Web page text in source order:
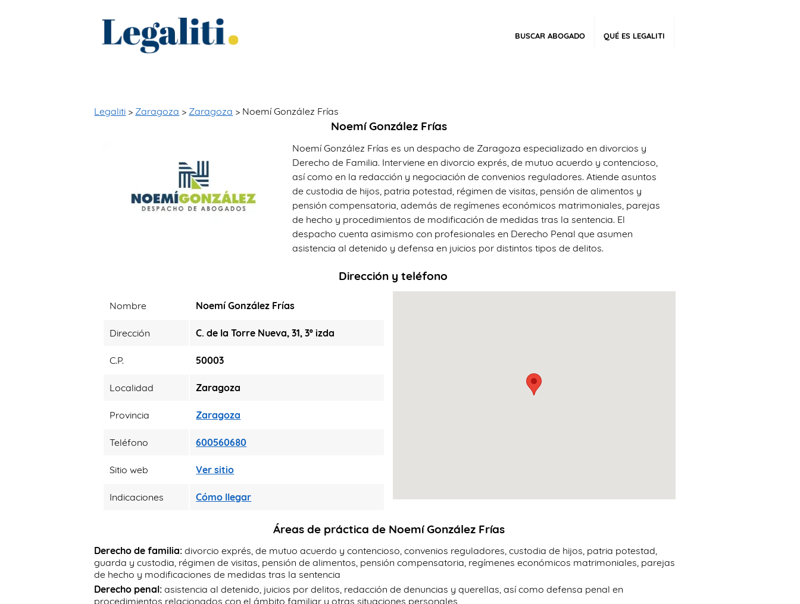
BUSCAR ABOGADO QUÉ ES LEGALITI
Legaliti > Zaragoza > Zaragoza > Noemí González Frías
Noemí González Frías
Noemí González Frías es un despacho de Zaragoza especializado en divorcios y
Derecho de Familia. Interviene en divorcio exprés, de mutuo acuerdo y contencioso,
así como en la redacción y negociación de convenios reguladores. Atiende asuntos
de custodia de hijos, patria potestad, régimen de visitas, pensión de alimentos y
pensión compensatoria, además de regímenes económicos matrimoniales, parejas
de hecho y procedimientos de modificación de medidas tras la sentencia. El
despacho cuenta asimismo con profesionales en Derecho Penal que asumen
asistencia al detenido y defensa en juicios por distintos tipos de delitos.
Dirección y teléfono
Nombre Noemí González Frías
Dirección C. de la Torre Nueva, 31, 3º izda
C.P. 50003
Localidad Zaragoza
Provincia Zaragoza
Teléfono 600560680
Sitio web Ver sitio
Indicaciones Cómo llegar
Áreas de práctica de Noemí González Frías
Derecho de familia: divorcio exprés, de mutuo acuerdo y contencioso, convenios reguladores, custodia de hijos, patria potestad,
guarda y custodia, régimen de visitas, pensión de alimentos, pensión compensatoria, regímenes económicos matrimoniales, parejas
de hecho y modificaciones de medidas tras la sentencia
Derecho penal: asistencia al detenido, juicios por delitos, redacción de denuncias y querellas, así como defensa penal en
procedimientos relacionados con el ámbito familiar y otras situaciones personales